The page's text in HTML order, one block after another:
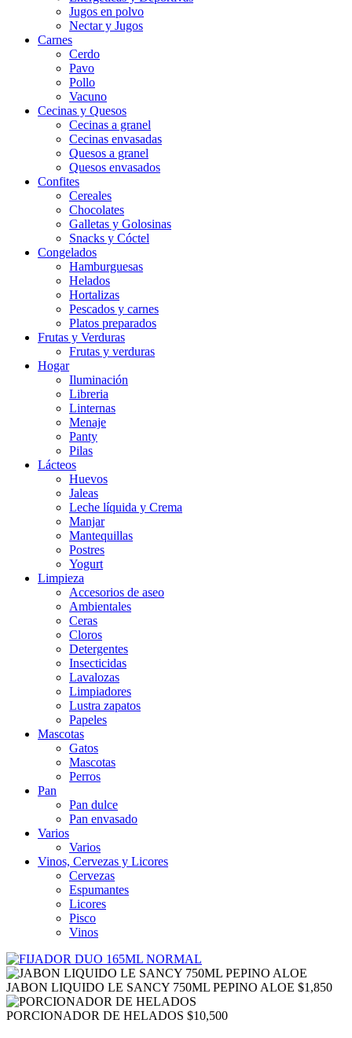
Jugos en polvo
Nectar y Jugos
Carnes
Cerdo
Pavo
Pollo
Vacuno
Cecinas y Quesos
Cecinas a granel
Cecinas envasadas
Quesos a granel
Quesos envasados
Confites
Cereales
Chocolates
Galletas y Golosinas
Snacks y Cóctel
Congelados
Hamburguesas
Helados
Hortalizas
Pescados y carnes
Platos preparados
Frutas y Verduras
Frutas y verduras
Hogar
Iluminación
Libreria
Linternas
Menaje
Panty
Pilas
Lácteos
Huevos
Jaleas
Leche líquida y Crema
Manjar
Mantequillas
Postres
Yogurt
Limpieza
Accesorios de aseo
Ambientales
Ceras
Cloros
Detergentes
Insecticidas
Lavalozas
Limpiadores
Lustra zapatos
Papeles
Mascotas
Gatos
Mascotas
Perros
Pan
Pan dulce
Pan envasado
Varios
Varios
Vinos, Cervezas y Licores
Cervezas
Espumantes
Licores
Pisco
Vinos
JABON LIQUIDO LE SANCY 750ML PEPINO ALOE $1,850
PORCIONADOR DE HELADOS $10,500